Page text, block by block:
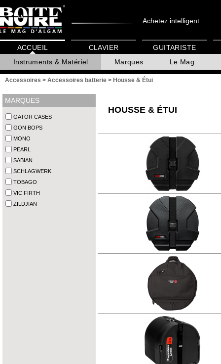
Achetez intelligent...
ACCUEIL
Instruments & Matériel
Marques Le Mag
CLAVIER GUITARISTE
Accessoires > Accessoires batterie > Housse & Étui
MARQUES
GATOR CASES
GON BOPS
MONO
PEARL
SABIAN
SCHLAGWERK
TOBAGO
VIC FIRTH
ZILDJIAN
HOUSSE & ÉTUI